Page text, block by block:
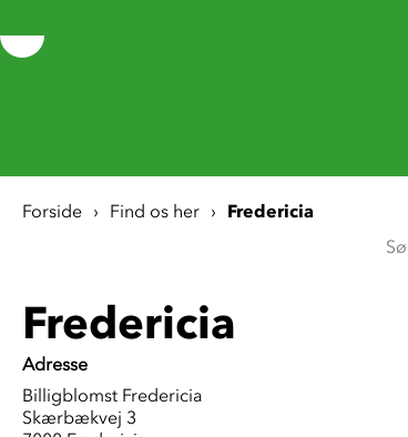
Forside Find os her Fredericia
Fredericia
Adresse
Billigblomst Fredericia
Skærbækvej 3